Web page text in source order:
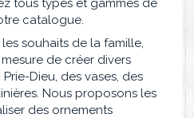
tous types et gammes de
catalogue.
souhaits de la famille,
de créer divers
Dieu, des vases, des
Nous proposons les
des ornements